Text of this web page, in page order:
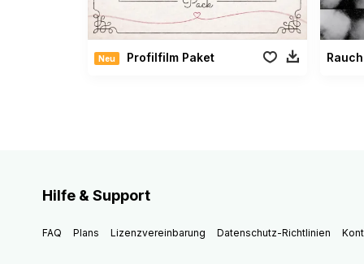
Neu Profilfilm Paket
Hilfe & Support
FAQ Plans Lizenzvereinbarung Datenschutz-Richtlinien